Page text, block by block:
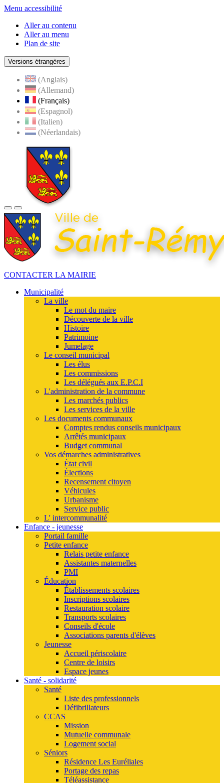
Menu accessibilité
Aller au contenu
Aller au menu
Plan de site
Versions étrangères
(Anglais)
(Allemand)
(Français)
(Espagnol)
(Italien)
(Néerlandais)
CONTACTER LA MAIRIE
Municipalité
La ville
Le mot du maire
Découverte de la ville
Histoire
Patrimoine
Jumelage
Le conseil municipal
Les élus
Les commissions
Les délégués aux E.P.C.I
L'administration de la commune
Les marchés publics
Les services de la ville
Les documents communaux
Comptes rendus conseils municipaux
Arrêtés municipaux
Budget communal
Vos démarches administratives
État civil
Élections
Recensement citoyen
Véhicules
Urbanisme
Service public
L' intercommunalité
Enfance - jeunesse
Portail famille
Petite enfance
Relais petite enfance
Assistantes maternelles
PMI
Éducation
Établissements scolaires
Inscriptions scolaires
Restauration scolaire
Transports scolaires
Conseils d'école
Associations parents d'élèves
Jeunesse
Accueil périscolaire
Centre de loisirs
Espace jeunes
Santé - solidarité
Santé
Liste des professionnels
Défibrillateurs
CCAS
Mission
Mutuelle communale
Logement social
Séniors
Résidence Les Euréliales
Portage des repas
Téléassistance